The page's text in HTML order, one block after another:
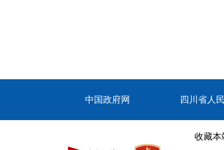
中国政府网 四川省人
收藏本